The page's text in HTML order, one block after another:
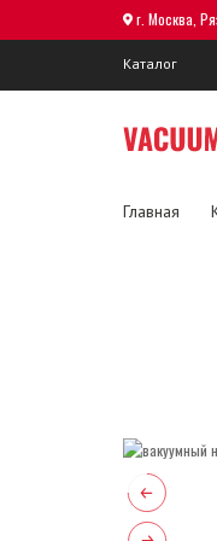
г. Москва,
Каталог
Главная